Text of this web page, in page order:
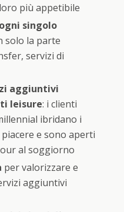
più appetibile
singolo
solo la parte
servizi di
aggiuntivi
leisure: i clienti
ibridano i
e sono aperti
al soggiorno
per valorizzare e
aggiuntivi